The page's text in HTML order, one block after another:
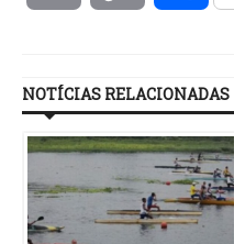
NOTÍCIAS RELACIONADAS